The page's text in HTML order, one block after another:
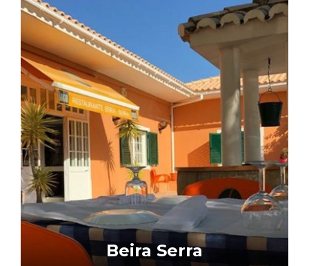
Beira Serra